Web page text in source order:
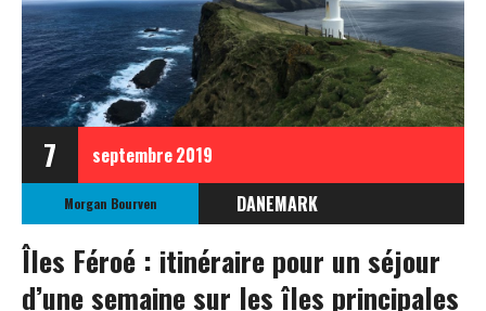
7 septembre2019
Morgan Bourven
DANEMARK
EUROPE
ILES FÉROÉ
Îles Féroé : itinéraire pour un séjour
d’une semaine sur les îles principales